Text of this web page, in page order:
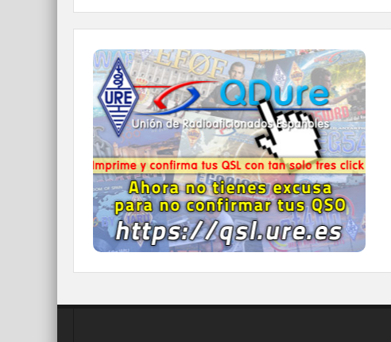
QDURE - https://qsl.ure.es
Imprime y confirma tus QSL en tan solo tres
click.
Nunca fue tan fácil y cómodo
el confirmar tus contactos.
IR A QDURE